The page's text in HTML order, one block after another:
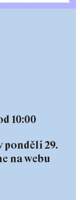
10:00
pondělí 29.
na webu